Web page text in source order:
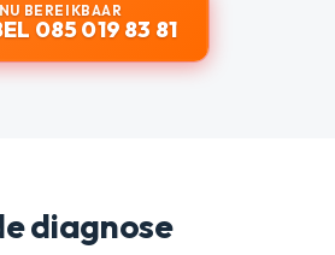
BEREIKBAAR
085 019 83 81
diagnose